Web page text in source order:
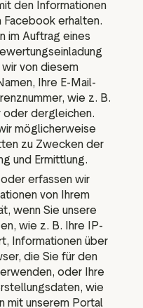
den Informationen
erhalten.
im Auftrag eines
von diesem
Ihre E-Mail-
wie z. B.
oder dergleichen.
möglicherweise
zu Zwecken der
und Ermittlung.
erfassen wir
von Ihrem
wenn Sie unsere
wie z. B. Ihre IP-
Informationen über
die Sie für den
oder Ihre
wie
mit unserem Portal